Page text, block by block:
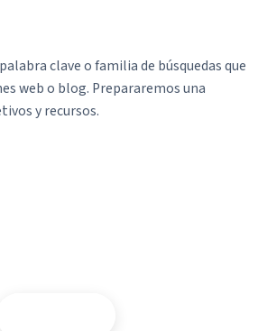
clave o familia de búsquedas que
web o blog. Prepararemos una
y recursos.